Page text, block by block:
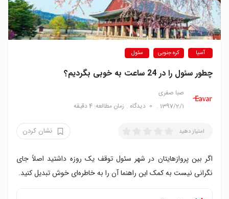
آسیا کره جنوبی سئول
چطور سئول را در 24 ساعت به خوبی بگردیم؟
صبا صفری
1397/2/1
0 دیدگاه زمان مطالعه: 4 دقیقه
امتیاز دهید نشان کردن
اگر بین پروازهایتان در شهر سئول توقف یک روزه داشتید اصلاً جای
نگرانی نیست به کمک این راهنما آن را به خاطره‌ای خوش تبدیل کنید.